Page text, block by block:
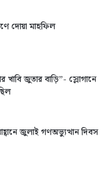
দোয়া মাহফিল
খাবি জুতার বাড়ি”- স্লোগানে
জুলাই গণঅভ্যুত্থান দিবস